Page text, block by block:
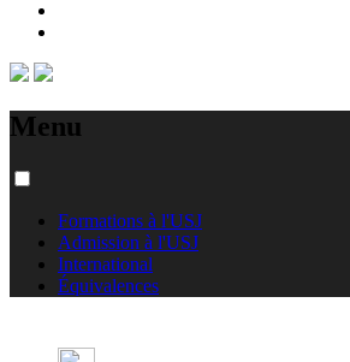
Menu
Formations à l'USJ
Admission à l'USJ
International
Équivalences